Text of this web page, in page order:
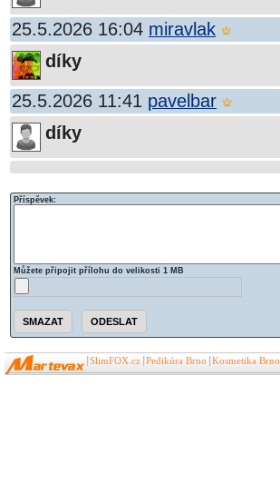
25.5.2026 16:04 miravlak
díky
25.5.2026 11:41 pavelbar
díky
Příspěvek:
Můžete připojit přílohu do velikosti 1 MB
SlimFOX.cz Pedikúra Brno Kosmetika Brno